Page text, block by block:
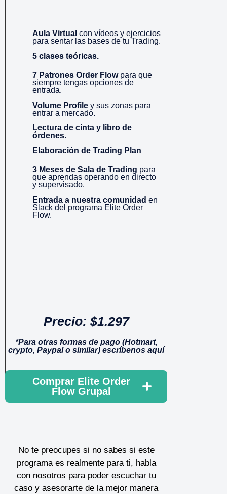
Precio: $1.297
*Para otras formas de pago (Hotmart,
crypto, Paypal o similar) escríbenos aquí
Aula Virtual con vídeos y ejercicios
para sentar las bases de tu Trading.
5 clases teóricas.
7 Patrones Order Flow para que
siempre tengas opciones de
entrada.
Volume Profile y sus zonas para
entrar a mercado.
Lectura de cinta y libro de
órdenes.
Elaboración de Trading Plan
3 Meses de Sala de Trading para
que aprendas operando en directo
y supervisado.
Entrada a nuestra comunidad en
Slack del programa Elite Order
Flow.
Comprar Elite Order
Flow Grupal
No te preocupes si no sabes si este
programa es realmente para ti, habla
con nosotros para poder escuchar tu
caso y asesorarte de la mejor manera